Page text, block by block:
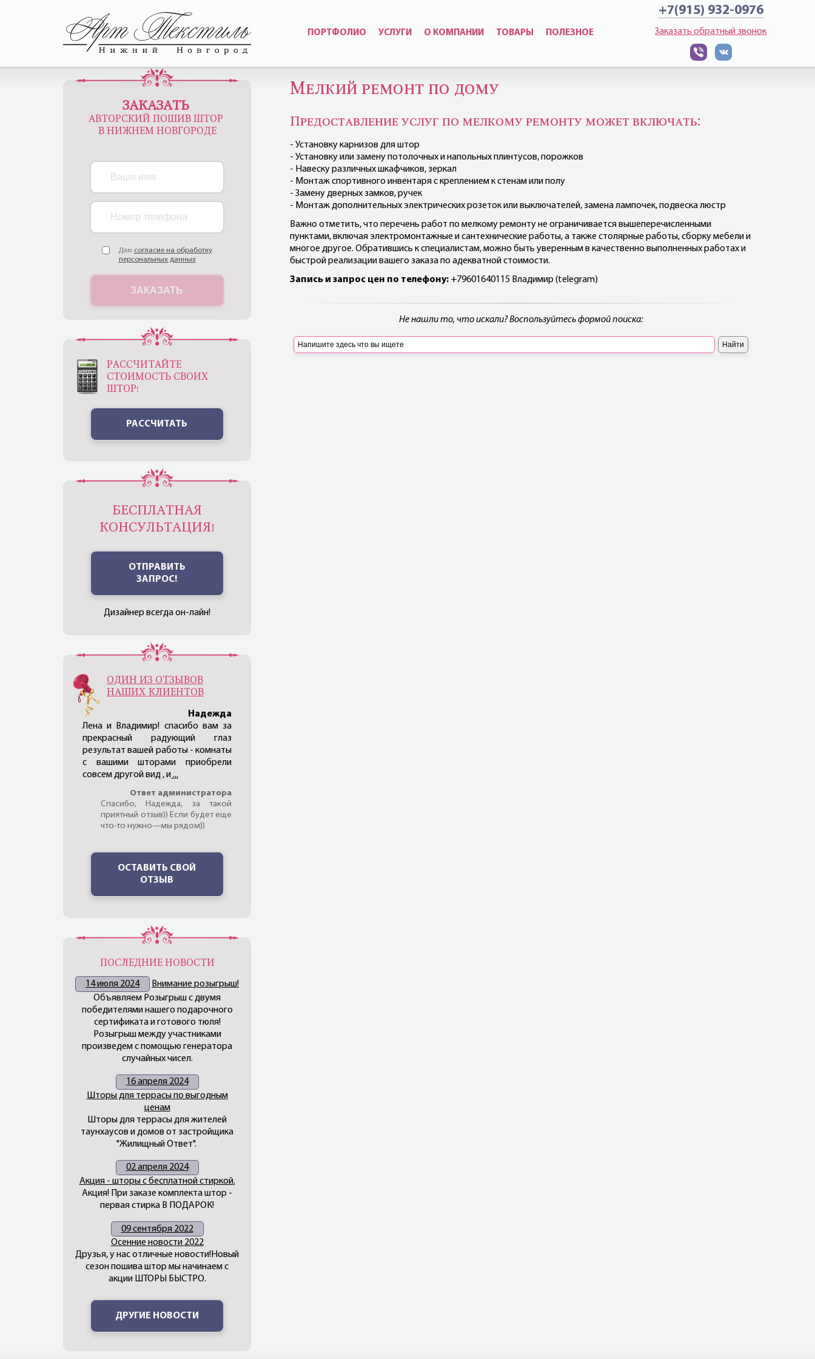
ПОРТФОЛИО УСЛУГИ О КОМПАНИИ ТОВАРЫ ПОЛЕЗНОЕ
+7(915) 932-0976
Заказать обратный звонок
Мелкий ремонт по дому
Предоставление услуг по мелкому ремонту может включать:
- Установку карнизов для штор
- Установку или замену потолочных и напольных плинтусов, порожков
- Навеску различных шкафчиков, зеркал
- Монтаж спортивного инвентаря с креплением к стенам или полу
- Замену дверных замков, ручек
- Монтаж дополнительных электрических розеток или выключателей, замена лампочек, подвеска люстр
Важно отметить, что перечень работ по мелкому ремонту не ограничивается вышеперечисленными
пунктами, включая электромонтажные и сантехнические работы, а также столярные работы, сборку мебели и
многое другое. Обратившись к специалистам, можно быть уверенным в качественно выполненных работах и
быстрой реализации вашего заказа по адекватной стоимости.
Запись и запрос цен по телефону: +79601640115 Владимир (telegram)
Не нашли то, что искали? Воспользуйтесь формой поиска:
ЗАКАЗАТЬ
АВТОРСКИЙ ПОШИВ ШТОР
В НИЖНЕМ НОВГОРОДЕ
Даю согласие на обработку
персональных данных
ЗАКАЗАТЬ
РАССЧИТАЙТЕ
СТОИМОСТЬ СВОИХ
ШТОР!
РАССЧИТАТЬ
БЕСПЛАТНАЯ
КОНСУЛЬТАЦИЯ!
ОТПРАВИТЬ
ЗАПРОС!
Дизайнер всегда он-лайн!
ОДИН ИЗ ОТЗЫВОВ
НАШИХ КЛИЕНТОВ
Надежда
Лена и Владимир! спасибо вам за
прекрасный радующий глаз
результат вашей работы - комнаты
с вашими шторами приобрели
совсем другой вид , и...
Ответ администратора
Спасибо, Надежда, за такой
приятный отзыв)) Если будет еще
что-то нужно—мы рядом))
ОСТАВИТЬ СВОЙ
ОТЗЫВ
ПОСЛЕДНИЕ НОВОСТИ
14 июля 2024
Внимание розыгрыш!
Объявляем Розыгрыш с двумя
победителями нашего подарочного
сертификата и готового тюля!
Розыгрыш между участниками
произведем с помощью генератора
случайных чисел.
16 апреля 2024
Шторы для террасы по выгодным
ценам
Шторы для террасы для жителей
таунхаусов и домов от застройщика
"Жилищный Ответ".
02 апреля 2024
Акция - шторы с бесплатной стиркой.
Акция! При заказе комплекта штор -
первая стирка В ПОДАРОК!
09 сентября 2022
Осенние новости 2022
Друзья, у нас отличные новости!Новый
сезон пошива штор мы начинаем с
акции ШТОРЫ БЫСТРО.
ДРУГИЕ НОВОСТИ